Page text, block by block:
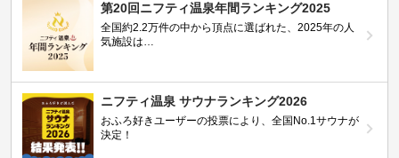
第20回ニフティ温泉年間ランキング2025
全国約2.2万件の中から頂点に選ばれた、2025年の人
気施設は…
ニフティ温泉 サウナランキング2026
おふろ好きユーザーの投票により、全国No.1サウナが
決定！